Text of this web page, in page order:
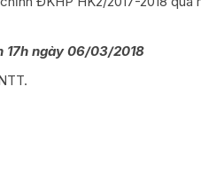
ngày 06/03/2018